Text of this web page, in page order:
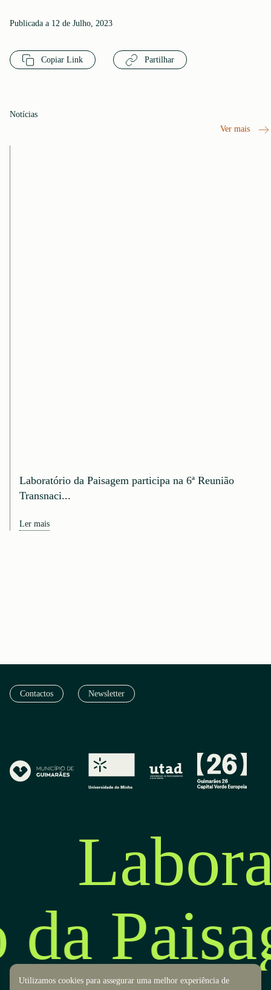
Publicada a 12 de Julho, 2023
Copiar Link Partilhar
Notícias
Ver mais
Laboratório da Paisagem participa na 6ª Reunião
Transnaci...
Ler mais
Contactos Newsletter
Utilizamos cookies para assegurar uma melhor experiência de